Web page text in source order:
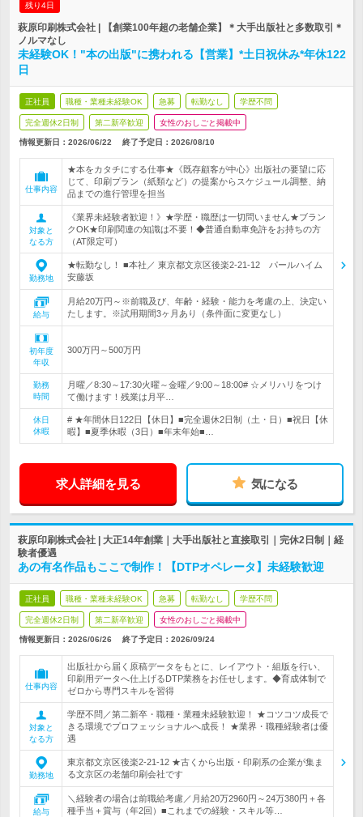
残り4日
萩原印刷株式会社 | 【創業100年超の老舗企業】＊大手出版社と多数取引＊
ノルマなし
未経験OK！"本の出版"に携われる【営業】*土日祝休み*年休122
日
正社員 職種・業種未経験OK 急募 転勤なし 学歴不問
完全週休2日制 第二新卒歓迎 女性のおしごと掲載中
情報更新日：2026/06/22 終了予定日： 2026/08/10
仕事内容
★本をカタチにする仕事★《既存顧客が中心》出版社の要望に応
じて、印刷プラン（紙類など）の提案からスケジュール調整、納
品までの進行管理を担当
対象と
なる方
《業界未経験者歓迎！》★学歴・職歴は一切問いません★ブラン
クOK★印刷関連の知識は不要！◆普通自動車免許をお持ちの方
（AT限定可）
勤務地
★転勤なし！ ■本社／ 東京都文京区後楽2-21-12 パールハイム
安藤坂
給与
月給20万円～※前職及び、年齢・経験・能力を考慮の上、決定い
たします。※試用期間3ヶ月あり（条件面に変更なし）
初年度
年収
300万円～500万円
勤務
時間
月曜／8:30～17:30火曜～金曜／9:00～18:00# ☆メリハリをつけ
て働けます！残業は月平…
休日
休暇
# ★年間休日122日【休日】■完全週休2日制（土・日）■祝日【休
暇】■夏季休暇（3日）■年末年始■…
求人詳細を見る 気になる
萩原印刷株式会社 | 大正14年創業｜大手出版社と直接取引｜完休2日制｜経
験者優遇
あの有名作品もここで制作！【DTPオペレータ】未経験歓迎
正社員 職種・業種未経験OK 急募 転勤なし 学歴不問
完全週休2日制 第二新卒歓迎 女性のおしごと掲載中
情報更新日：2026/06/26 終了予定日： 2026/09/24
仕事内容
出版社から届く原稿データをもとに、レイアウト・組版を行い、
印刷用データへ仕上げるDTP業務をお任せします。◆育成体制で
ゼロから専門スキルを習得
対象と
なる方
学歴不問／第二新卒・職種・業種未経験歓迎！ ★コツコツ成長で
きる環境でプロフェッショナルへ成長！ ★業界・職種経験者は優
遇
勤務地
東京都文京区後楽2-21-12 ★古くから出版・印刷系の企業が集ま
る文京区の老舗印刷会社です
給与
＼経験者の場合は前職給考慮／月給20万2960円～24万380円＋各
種手当＋賞与（年2回）■これまでの経験・スキル等…